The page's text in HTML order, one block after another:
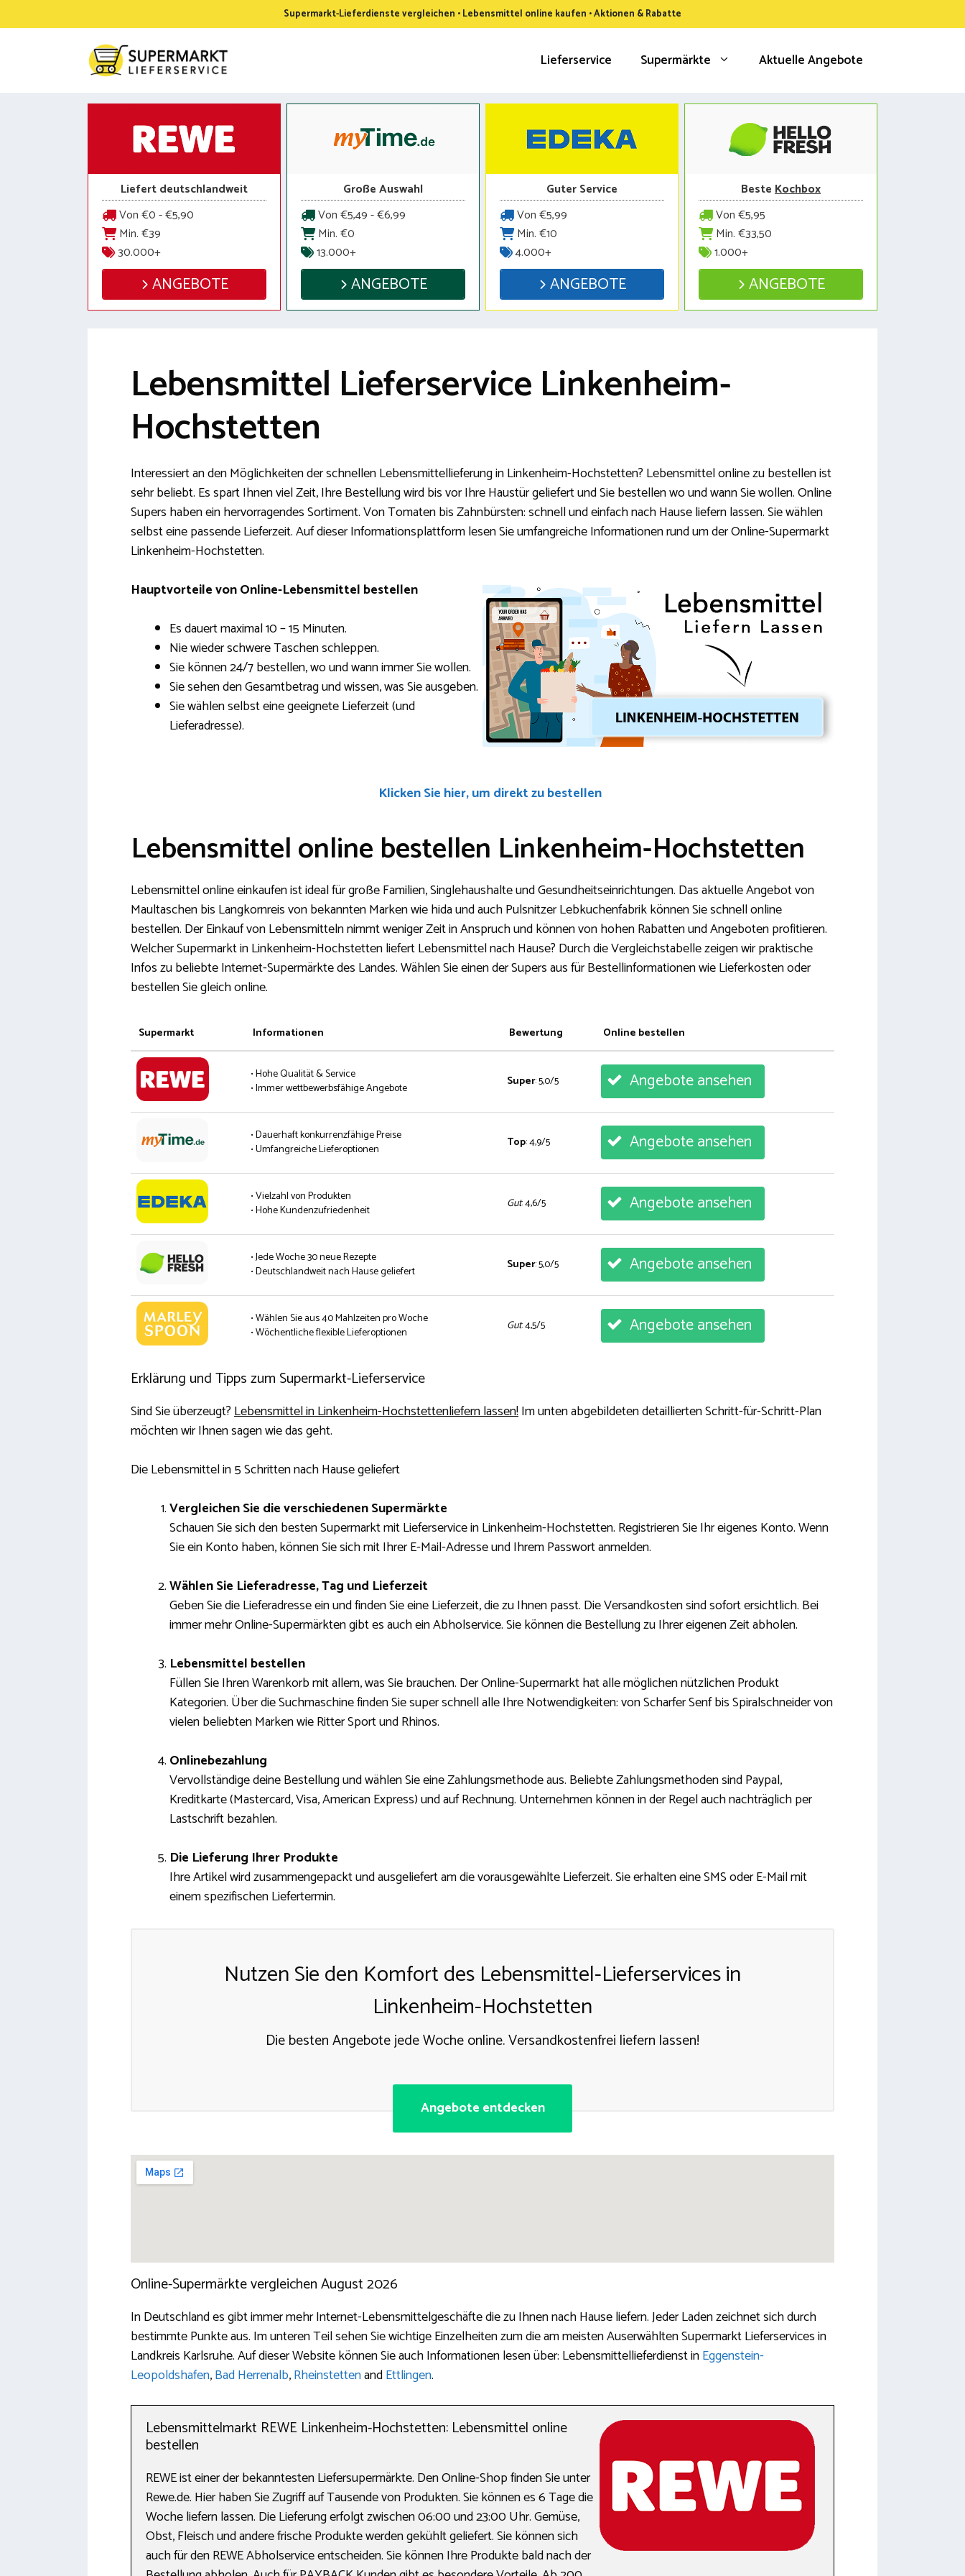
Inhalt
Supermarkt-Lieferdienste vergleichen • Lebensmittel online kaufen • Aktionen & Rabatte
Lieferservice Supermärkte Aktuelle Angebote
Liefert deutschlandweit
Von €0 - €5,90
Min. €39
30.000+
ANGEBOTE
Große Auswahl
Von €5,49 - €6,99
Min. €0
13.000+
ANGEBOTE
Guter Service
Von €5,99
Min. €10
4.000+
ANGEBOTE
BesteKochbox
Von €5,95
Min. €33,50
1.000+
ANGEBOTE
Lebensmittel Lieferservice Linkenheim-
Hochstetten
Interessiert an den Möglichkeiten der schnellen Lebensmittellieferung in Linkenheim-Hochstetten? Lebensmittel online zu bestellen ist
sehr beliebt. Es spart Ihnen viel Zeit, Ihre Bestellung wird bis vor Ihre Haustür geliefert und Sie bestellen wo und wann Sie wollen. Online
Supers haben ein hervorragendes Sortiment. Von Tomaten bis Zahnbürsten: schnell und einfach nach Hause liefern lassen. Sie wählen
selbst eine passende Lieferzeit. Auf dieser Informationsplattform lesen Sie umfangreiche Informationen rund um der Online-Supermarkt
Linkenheim-Hochstetten.
Hauptvorteile von Online-Lebensmittel bestellen
Es dauert maximal 10 – 15 Minuten.
Nie wieder schwere Taschen schleppen.
Sie können 24/7 bestellen, wo und wann immer Sie wollen.
Sie sehen den Gesamtbetrag und wissen, was Sie ausgeben.
Sie wählen selbst eine geeignete Lieferzeit (und
Lieferadresse).
Klicken Sie hier, um direkt zu bestellen
Lebensmittel online bestellen Linkenheim-Hochstetten
Lebensmittel online einkaufen ist ideal für große Familien, Singlehaushalte und Gesundheitseinrichtungen. Das aktuelle Angebot von
Maultaschen bis Langkornreis von bekannten Marken wie hida und auch Pulsnitzer Lebkuchenfabrik können Sie schnell online
bestellen. Der Einkauf von Lebensmitteln nimmt weniger Zeit in Anspruch und können von hohen Rabatten und Angeboten profitieren.
Welcher Supermarkt in Linkenheim-Hochstetten liefert Lebensmittel nach Hause? Durch die Vergleichstabelle zeigen wir praktische
Infos zu beliebte Internet-Supermärkte des Landes. Wählen Sie einen der Supers aus für Bestellinformationen wie Lieferkosten oder
bestellen Sie gleich online.
Supermarkt Informationen Bewertung Online bestellen
• Hohe Qualität & Service
• Immer wettbewerbsfähige Angebote
Super: 5,0/5 Angebote ansehen
• Dauerhaft konkurrenzfähige Preise
• Umfangreiche Lieferoptionen
Top: 4,9/5 Angebote ansehen
• Vielzahl von Produkten
• Hohe Kundenzufriedenheit
Gut: 4,6/5 Angebote ansehen
• Jede Woche 30 neue Rezepte
• Deutschlandweit nach Hause geliefert
Super: 5,0/5 Angebote ansehen
• Wählen Sie aus 40 Mahlzeiten pro Woche
• Wöchentliche flexible Lieferoptionen
Gut: 4,5/5 Angebote ansehen
Erklärung und Tipps zum Supermarkt-Lieferservice
Sind Sie überzeugt?Lebensmittel in Linkenheim-Hochstettenliefern lassen!Im unten abgebildeten detaillierten Schritt-für-Schritt-Plan
möchten wir Ihnen sagen wie das geht.
Die Lebensmittel in 5 Schritten nach Hause geliefert
Vergleichen Sie die verschiedenen Supermärkte
Schauen Sie sich den besten Supermarkt mit Lieferservice in Linkenheim-Hochstetten. Registrieren Sie Ihr eigenes Konto. Wenn
Sie ein Konto haben, können Sie sich mit Ihrer E-Mail-Adresse und Ihrem Passwort anmelden.
Wählen Sie Lieferadresse, Tag und Lieferzeit
Geben Sie die Lieferadresse ein und finden Sie eine Lieferzeit, die zu Ihnen passt. Die Versandkosten sind sofort ersichtlich. Bei
immer mehr Online-Supermärkten gibt es auch ein Abholservice. Sie können die Bestellung zu Ihrer eigenen Zeit abholen.
Lebensmittel bestellen
Füllen Sie Ihren Warenkorb mit allem, was Sie brauchen. Der Online-Supermarkt hat alle möglichen nützlichen Produkt
Kategorien. Über die Suchmaschine finden Sie super schnell alle Ihre Notwendigkeiten: von Scharfer Senf bis Spiralschneider von
vielen beliebten Marken wie Ritter Sport und Rhinos.
Onlinebezahlung
Vervollständige deine Bestellung und wählen Sie eine Zahlungsmethode aus. Beliebte Zahlungsmethoden sind Paypal,
Kreditkarte (Mastercard, Visa, American Express) und auf Rechnung. Unternehmen können in der Regel auch nachträglich per
Lastschrift bezahlen.
Die Lieferung Ihrer Produkte
Ihre Artikel wird zusammengepackt und ausgeliefert am die vorausgewählte Lieferzeit. Sie erhalten eine SMS oder E-Mail mit
einem spezifischen Liefertermin.
Nutzen Sie den Komfort des Lebensmittel-Lieferservices in
Linkenheim-Hochstetten
Die besten Angebote jede Woche online. Versandkostenfrei liefern lassen!
Angebote entdecken
Online-Supermärkte vergleichen August 2026
In Deutschland es gibt immer mehr Internet-Lebensmittelgeschäfte die zu Ihnen nach Hause liefern. Jeder Laden zeichnet sich durch
bestimmte Punkte aus. Im unteren Teil sehen Sie wichtige Einzelheiten zum die am meisten Auserwählten Supermarkt Lieferservices in
Landkreis Karlsruhe. Auf dieser Website können Sie auch Informationen lesen über: Lebensmittellieferdienst inEggenstein-
Leopoldshafen,Bad Herrenalb,RheinstettenandEttlingen.
Lebensmittelmarkt REWE Linkenheim-Hochstetten: Lebensmittel online
bestellen
REWE ist einer der bekanntesten Liefersupermärkte. Den Online-Shop finden Sie unter
Rewe.de. Hier haben Sie Zugriff auf Tausende von Produkten. Sie können es 6 Tage die
Woche liefern lassen. Die Lieferung erfolgt zwischen 06:00 und 23:00 Uhr. Gemüse,
Obst, Fleisch und andere frische Produkte werden gekühlt geliefert. Sie können sich
auch für den REWE Abholservice entscheiden. Sie können Ihre Produkte bald nach der